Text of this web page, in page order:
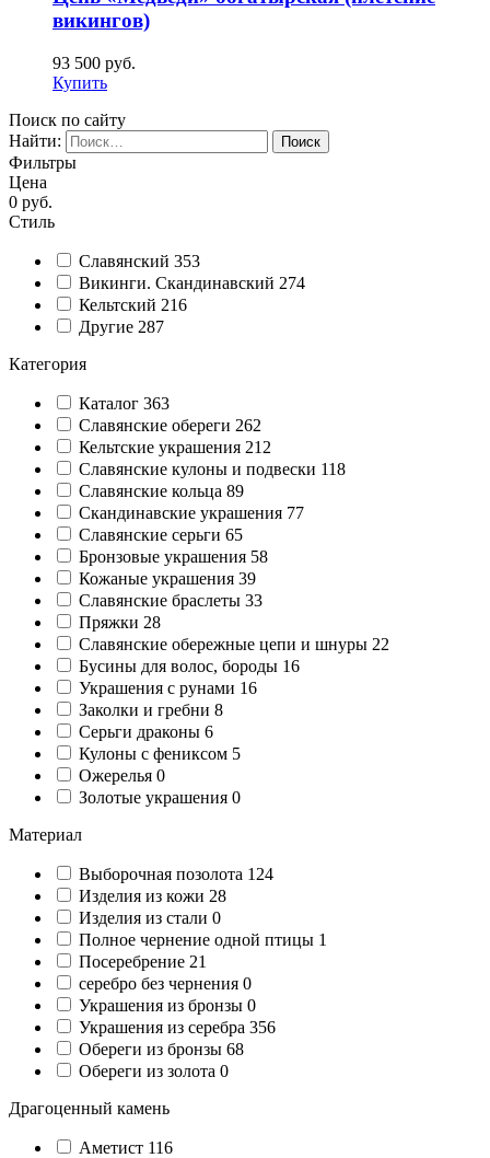
викингов)
93 500 руб.
Купить
Поиск по сайту
Найти:
Фильтры
Цена
0 руб.
Стиль
Славянский 353
Викинги. Скандинавский 274
Кельтский 216
Другие 287
Категория
Каталог 363
Славянские обереги 262
Кельтские украшения 212
Славянские кулоны и подвески 118
Славянские кольца 89
Cкандинавские украшения 77
Славянские серьги 65
Бронзовые украшения 58
Кожаные украшения 39
Славянские браслеты 33
Пряжки 28
Славянские обережные цепи и шнуры 22
Бусины для волос, бороды 16
Украшения с рунами 16
Заколки и гребни 8
Серьги драконы 6
Кулоны с фениксом 5
Ожерелья 0
Золотые украшения 0
Материал
Выборочная позолота 124
Изделия из кожи 28
Изделия из стали 0
Полное чернение одной птицы 1
Посеребрение 21
серебро без чернения 0
Украшения из бронзы 0
Украшения из серебра 356
Обереги из бронзы 68
Обереги из золота 0
Драгоценный камень
Аметист 116